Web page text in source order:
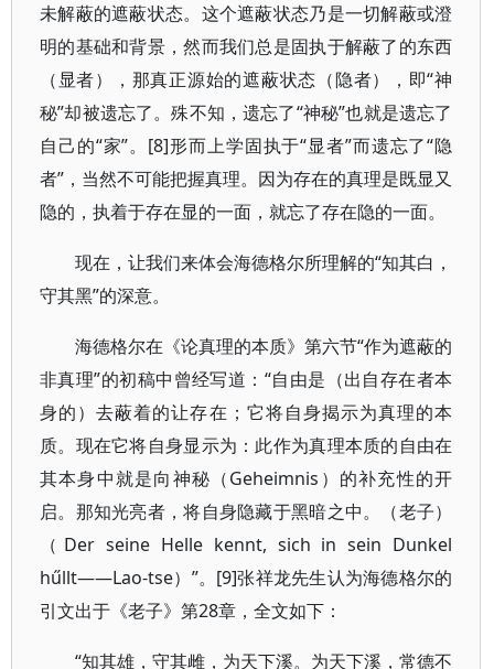
未解蔽的遮蔽状态。这个遮蔽状态乃是一切解蔽或澄
明的基础和背景，然而我们总是固执于解蔽了的东西
（显者），那真正源始的遮蔽状态（隐者），即“神
秘”却被遗忘了。殊不知，遗忘了“神秘”也就是遗忘了
自己的“家”。[8]形而上学固执于“显者”而遗忘了“隐
者”，当然不可能把握真理。因为存在的真理是既显又
隐的，执着于存在显的一面，就忘了存在隐的一面。
现在，让我们来体会海德格尔所理解的“知其白，
守其黑”的深意。
海德格尔在《论真理的本质》第六节“作为遮蔽的
非真理”的初稿中曾经写道：“自由是（出自存在者本
身的）去蔽着的让存在；它将自身揭示为真理的本
质。现在它将自身显示为：此作为真理本质的自由在
其本身中就是向神秘（Geheimnis）的补充性的开
启。那知光亮者，将自身隐藏于黑暗之中。（老子）
（Der seine Helle kennt, sich in sein Dunkel
hűllt――Lao-tse）”。[9]张祥龙先生认为海德格尔的
引文出于《老子》第28章，全文如下：
“知其雄，守其雌，为天下溪。为天下溪，常德不